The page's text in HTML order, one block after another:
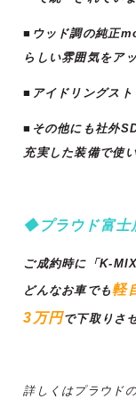
■ウッド調の純正
らしい雰囲気をア
■アイドリングスト
■その他にも社外
充実した装備で使
◆プラウド富士
ご成約時に「K-
どんなお車でも軽
3万円で下取りさ
詳しくはプラウド